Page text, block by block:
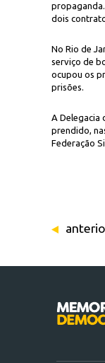
dois
No Rio de
serviço de
ocupou os
prisões.
A Delegacia
prendido,
Federação